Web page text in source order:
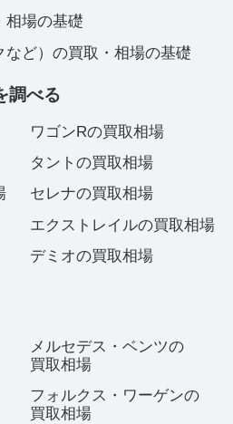
相場の基礎
ど）の買取・相場の基礎
調べる
ワゴンRの買取相場
タントの買取相場
セレナの買取相場
エクストレイルの買取相場
デミオの買取相場
メルセデス・ベンツの
買取相場
フォルクス・ワーゲンの
買取相場